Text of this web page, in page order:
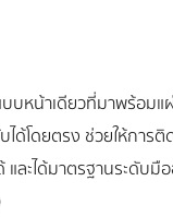
บหน้าเดียวที่มาพร้อมแ
ด้โดยตรง ช่วยให้การติ
ละได้มาตรฐานระดับมื